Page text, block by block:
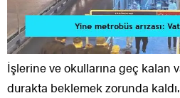
İşlerine ve okullarına geç kalan
durakta beklemek zorunda